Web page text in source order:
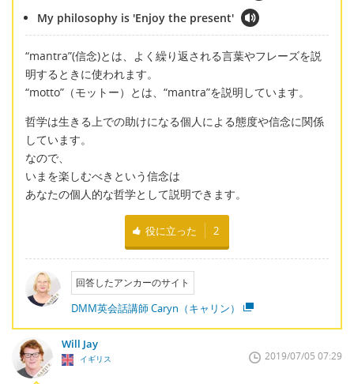
My philosophy is 'Enjoy the present'
“mantra”(信念)とは、よく繰り返される言葉やフレーズを説
明するときに使われます。
“motto”（モットー）とは、“mantra”を説明しています。
哲学は生きる上での助けになる個人による態度や信念に関係
しています。
なので、
いまを楽しむべきという信念は
あなたの個人的な哲学として説明できます。
役に立った 2
回答したアンカーのサイト
DMM英会話講師 Caryn（キャリン）
Will Jay
イギリス 2019/07/05 07:29